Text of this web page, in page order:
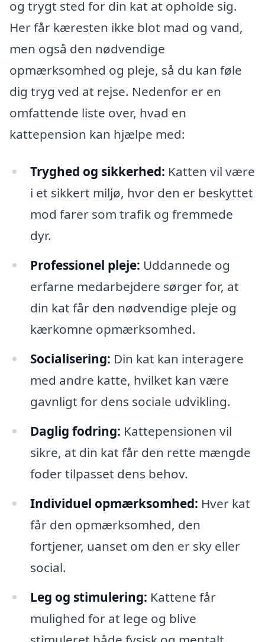
og trygt sted for din kat at opholde sig.
Her får kæresten ikke blot mad og vand,
men også den nødvendige
opmærksomhed og pleje, så du kan føle
dig tryg ved at rejse. Nedenfor er en
omfattende liste over, hvad en
kattepension kan hjælpe med:
Tryghed og sikkerhed: Katten vil være
i et sikkert miljø, hvor den er beskyttet
mod farer som trafik og fremmede
dyr.
Professionel pleje: Uddannede og
erfarne medarbejdere sørger for, at
din kat får den nødvendige pleje og
kærkomne opmærksomhed.
Socialisering: Din kat kan interagere
med andre katte, hvilket kan være
gavnligt for dens sociale udvikling.
Daglig fodring: Kattepensionen vil
sikre, at din kat får den rette mængde
foder tilpasset dens behov.
Individuel opmærksomhed: Hver kat
får den opmærksomhed, den
fortjener, uanset om den er sky eller
social.
Leg og stimulering: Kattene får
mulighed for at lege og blive